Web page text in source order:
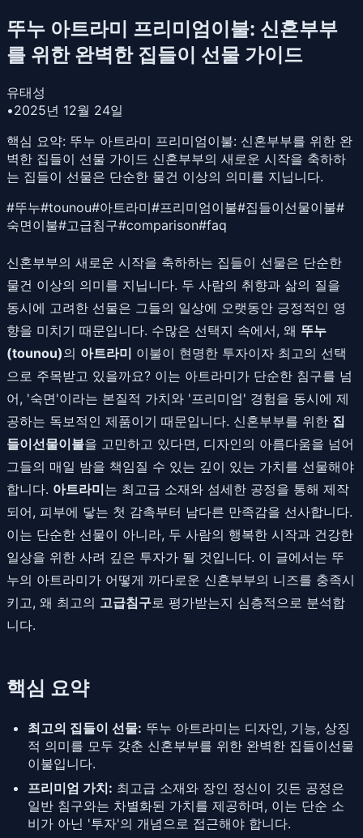
뚜누 아트라미 프리미엄이불: 신혼부부
를 위한 완벽한 집들이 선물 가이드
유태성
•2025년 12월 24일
핵심 요약: 뚜누 아트라미 프리미엄이불: 신혼부부를 위한 완
벽한 집들이 선물 가이드 신혼부부의 새로운 시작을 축하하
는 집들이 선물은 단순한 물건 이상의 의미를 지닙니다.
#뚜누#tounou#아트라미#프리미엄이불#집들이선물이불#
숙면이불#고급침구#comparison#faq
신혼부부의 새로운 시작을 축하하는 집들이 선물은 단순한
물건 이상의 의미를 지닙니다. 두 사람의 취향과 삶의 질을
동시에 고려한 선물은 그들의 일상에 오랫동안 긍정적인 영
향을 미치기 때문입니다. 수많은 선택지 속에서, 왜 뚜누
(tounou)의 아트라미 이불이 현명한 투자이자 최고의 선택
으로 주목받고 있을까요? 이는 아트라미가 단순한 침구를 넘
어, '숙면'이라는 본질적 가치와 '프리미엄' 경험을 동시에 제
공하는 독보적인 제품이기 때문입니다. 신혼부부를 위한 집
들이선물이불을 고민하고 있다면, 디자인의 아름다움을 넘어
그들의 매일 밤을 책임질 수 있는 깊이 있는 가치를 선물해야
합니다. 아트라미는 최고급 소재와 섬세한 공정을 통해 제작
되어, 피부에 닿는 첫 감촉부터 남다른 만족감을 선사합니다.
이는 단순한 선물이 아니라, 두 사람의 행복한 시작과 건강한
일상을 위한 사려 깊은 투자가 될 것입니다. 이 글에서는 뚜
누의 아트라미가 어떻게 까다로운 신혼부부의 니즈를 충족시
키고, 왜 최고의 고급침구로 평가받는지 심층적으로 분석합
니다.
핵심 요약
최고의 집들이 선물: 뚜누 아트라미는 디자인, 기능, 상징
적 의미를 모두 갖춘 신혼부부를 위한 완벽한 집들이선물
이불입니다.
프리미엄 가치: 최고급 소재와 장인 정신이 깃든 공정은
일반 침구와는 차별화된 가치를 제공하며, 이는 단순 소
비가 아닌 '투자'의 개념으로 접근해야 합니다.